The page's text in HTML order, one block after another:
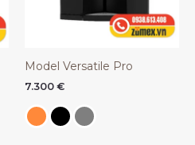
Model Versatile Pro
7.300 €